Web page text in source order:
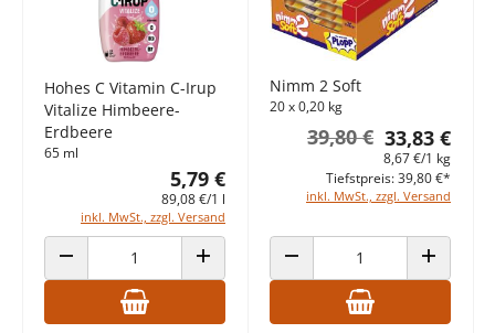
Hohes C Vitamin C-Irup
Vitalize Himbeere-
Erdbeere
65 ml
5,79 €
89,08 €/1 l
inkl. MwSt., zzgl. Versand
ANZAHL VERRINGERN ANZAHL ERHÖHEN
Nimm 2 Soft
20 x 0,20 kg
33,83 €
39,80 €
8,67 €/1 kg
inkl. MwSt., zzgl. Versand
Tiefstpreis: 39,80 €*
ANZAHL VERRINGERN ANZAHL